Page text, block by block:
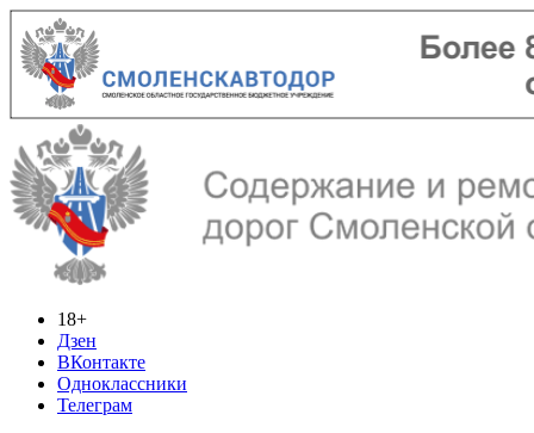
18+
Дзен
ВКонтакте
Одноклассники
Телеграм